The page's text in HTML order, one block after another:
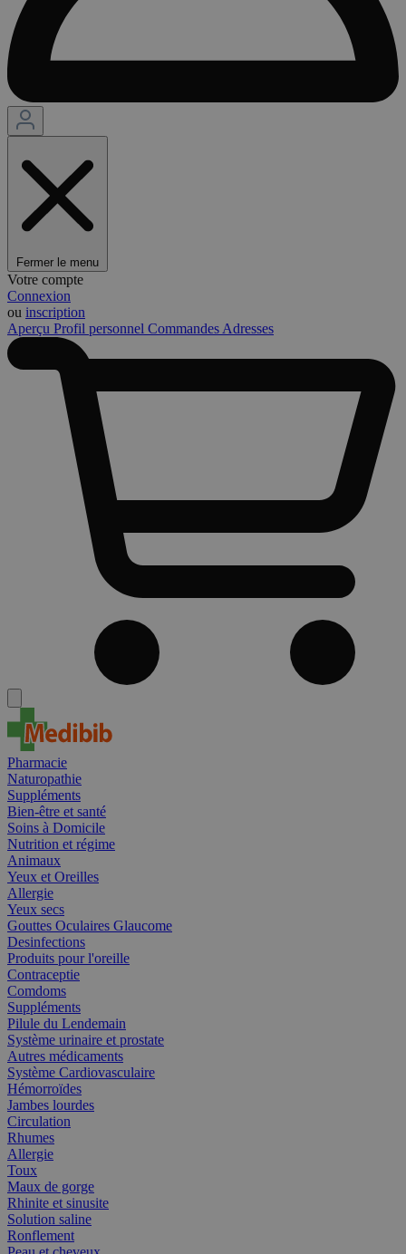
Fermer le menu
Votre compte
Connexion
ou inscription
Aperçu Profil personnel Commandes Adresses
Pharmacie
Naturopathie
Suppléments
Bien-être et santé
Soins à Domicile
Nutrition et régime
Animaux
Yeux et Oreilles
Allergie
Yeux secs
Gouttes Oculaires Glaucome
Desinfections
Produits pour l'oreille
Contraceptie
Comdoms
Suppléments
Pilule du Lendemain
Système urinaire et prostate
Autres médicaments
Système Cardiovasculaire
Hémorroïdes
Jambes lourdes
Circulation
Rhumes
Allergie
Toux
Maux de gorge
Rhinite et sinusite
Solution saline
Ronflement